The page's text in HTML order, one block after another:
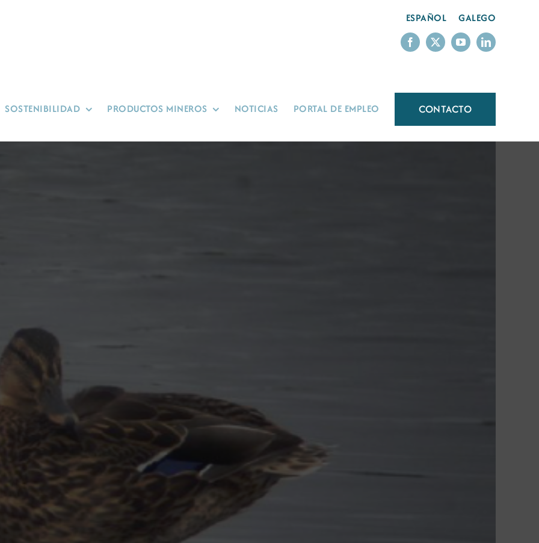
ESPAÑOL GALEGO
SOSTENIBILIDAD PRODUCTOS MINEROS NOTICIAS PORTAL DE EMPLEO CONTACTO